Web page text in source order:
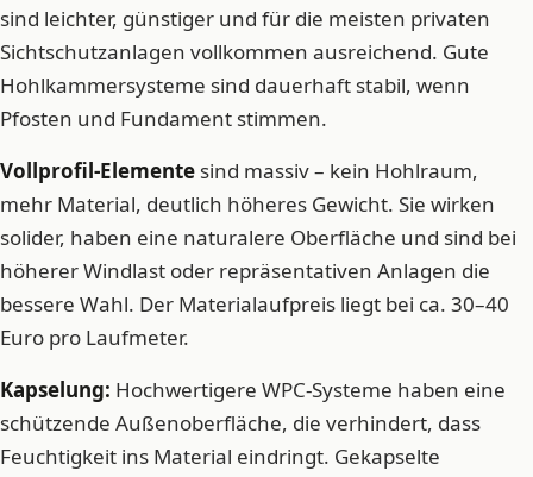
sind leichter, günstiger und für die meisten privaten
Sichtschutzanlagen vollkommen ausreichend. Gute
Hohlkammersysteme sind dauerhaft stabil, wenn
Pfosten und Fundament stimmen.
Vollprofil-Elemente sind massiv – kein Hohlraum,
mehr Material, deutlich höheres Gewicht. Sie wirken
solider, haben eine naturalere Oberfläche und sind bei
höherer Windlast oder repräsentativen Anlagen die
bessere Wahl. Der Materialaufpreis liegt bei ca. 30–40
Euro pro Laufmeter.
Kapselung: Hochwertigere WPC-Systeme haben eine
schützende Außenoberfläche, die verhindert, dass
Feuchtigkeit ins Material eindringt. Gekapselte